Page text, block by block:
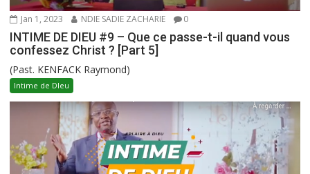
Jan 1, 2023 NDIE SADIE ZACHARIE 0
INTIME DE DIEU #9 – Que ce passe-t-il quand vous
confessez Christ ? [Part 5]
(Past. KENFACK Raymond)
Intime de DIeu